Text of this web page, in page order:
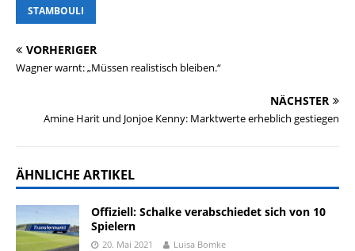
STAMBOULI
VORHERIGER
Wagner warnt: „Müssen realistisch bleiben.“
NÄCHSTER
Amine Harit und Jonjoe Kenny: Marktwerte erheblich gestiegen
ÄHNLICHE ARTIKEL
Offiziell: Schalke verabschiedet sich von 10
Spielern
20. Mai 2021 Luisa Bomke